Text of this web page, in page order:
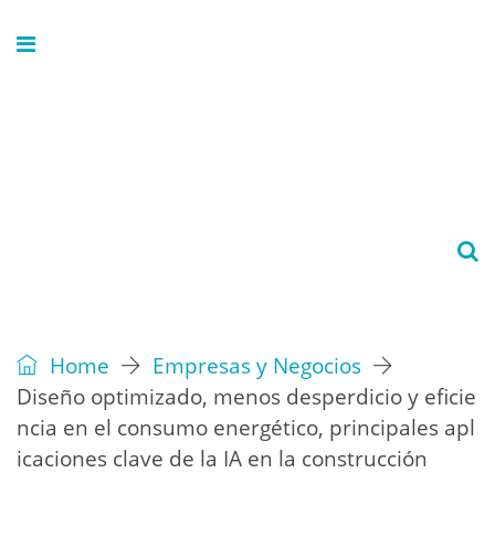
Home
Empresas y Negocios
Diseño optimizado, menos desperdicio y eficie
ncia en el consumo energético, principales apl
icaciones clave de la IA en la construcción